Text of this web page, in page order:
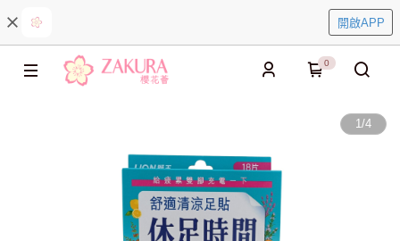
開啟APP
0
1/4